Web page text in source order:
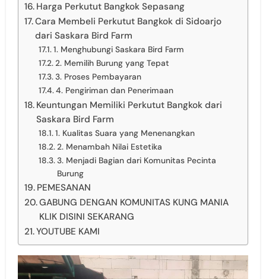
Harga Perkutut Bangkok Sepasang
Cara Membeli Perkutut Bangkok di Sidoarjo
dari Saskara Bird Farm
1. Menghubungi Saskara Bird Farm
2. Memilih Burung yang Tepat
3. Proses Pembayaran
4. Pengiriman dan Penerimaan
Keuntungan Memiliki Perkutut Bangkok dari
Saskara Bird Farm
1. Kualitas Suara yang Menenangkan
2. Menambah Nilai Estetika
3. Menjadi Bagian dari Komunitas Pecinta
Burung
PEMESANAN
GABUNG DENGAN KOMUNITAS KUNG MANIA
KLIK DISINI SEKARANG
YOUTUBE KAMI